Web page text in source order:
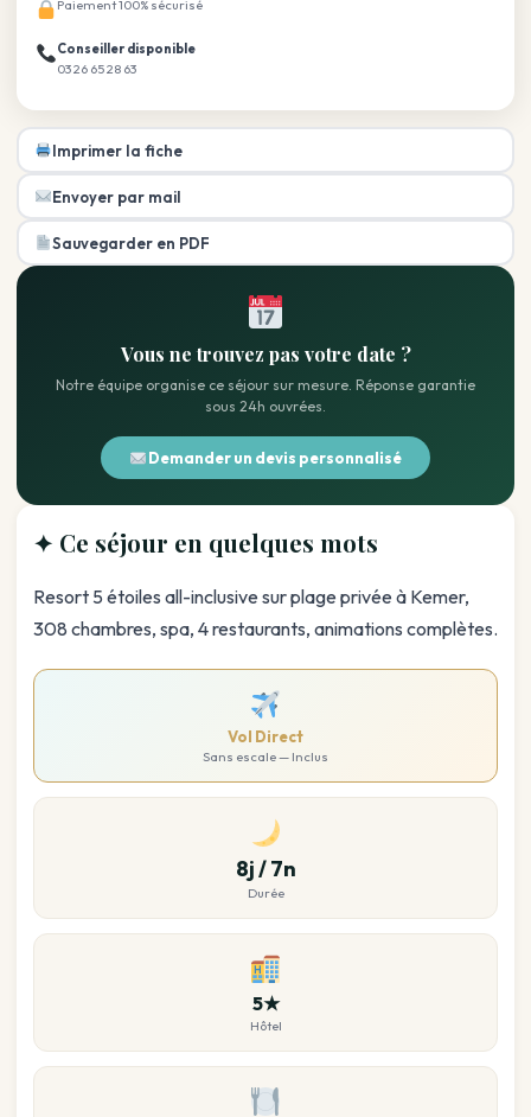
✦ Ce séjour en quelques mots
Resort 5 étoiles all-inclusive sur plage privée à Kemer,
308 chambres, spa, 4 restaurants, animations complètes.
Vol Direct
Sans escale — Inclus
8j / 7n
Durée
5★
Hôtel
Paiement 100% sécurisé
Conseiller disponible
03 26 65 28 63
Imprimer la fiche
Envoyer par mail
Sauvegarder en PDF
Vous ne trouvez pas votre date ?
Notre équipe organise ce séjour sur mesure. Réponse garantie
sous 24h ouvrées.
Demander un devis personnalisé